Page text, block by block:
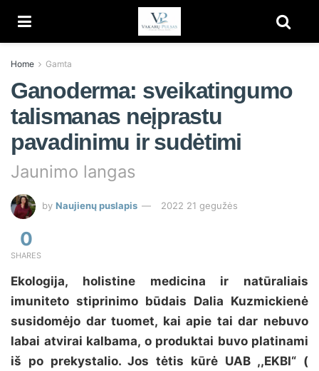
Home Gamta
Ganoderma: sveikatingumo
talismanas neįprastu
pavadinimu ir sudėtimi
Jaunimo langas
by Naujienų puslapis 2022 21 gegužės
0
SHARES
Ekologija, holistine medicina ir natūraliais
imuniteto stiprinimo būdais Dalia Kuzmickienė
susidomėjo dar tuomet, kai apie tai dar nebuvo
labai atvirai kalbama, o produktai buvo platinami
iš po prekystalio. Jos tėtis kūrė UAB ,,EKBI“ (